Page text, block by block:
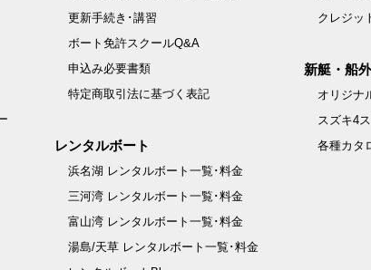
更新手続き･講習
ボート免許スクールQ&A
申込み必要書類
特定商取引法に基づく表記
レンタルボート
浜名湖 レンタルボート一覧･料金
三河湾 レンタルボート一覧･料金
富山湾 レンタルボート一覧･料金
湯島/天草 レンタルボート一覧･料金
クレジッ
新艇・船
オリジナ
スズキ4
各種カタ